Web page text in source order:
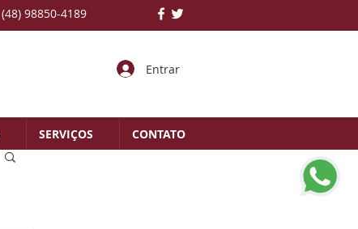
(48) 98850-4189
Entrar
SERVIÇOS CONTATO